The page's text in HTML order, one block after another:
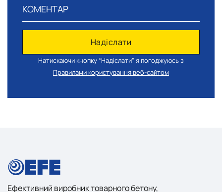
Натискаючи кнопку “Надіслати” я погоджуюсь з
Правилами користування веб-сайтом
Ефективний виробник товарного бетону,